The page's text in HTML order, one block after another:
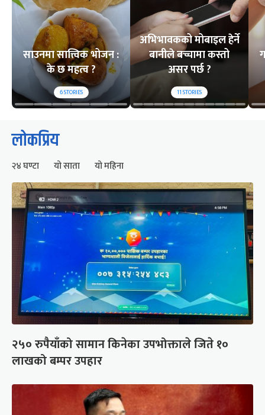
साउनमा सात्त्विक भोजन :
के छ महत्व ?
6STORIES
अभिभावकको मोबाइल हेर्ने
बानीले बच्चामा कस्तो
असर पर्छ ?
11STORIES
लोकप्रिय
२४ घण्टा यो साता यो महिना
२५० रुपैयाँको सामान किनेका उपभोक्ताले जिते १०
लाखको बम्पर उपहार